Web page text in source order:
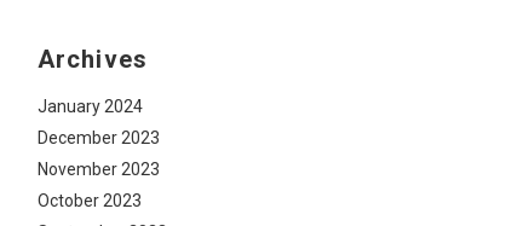
Archives
January 2024
December 2023
November 2023
October 2023